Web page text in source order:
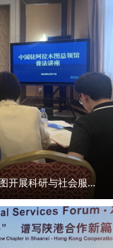
国际法学院张光耀博士在哈萨克斯坦阿拉木图开展科研与社会服务活动